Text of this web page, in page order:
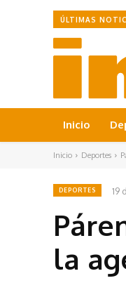
ÚLTIMAS
Inicio
Inicio Deportes
DEPORTES 19
la